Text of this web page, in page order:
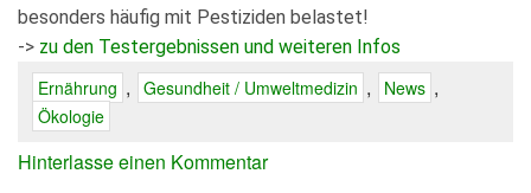
besonders häufig mit Pestiziden belastet!
-> zu den Testergebnissen und weiteren Infos
Ernährung , Gesundheit / Umweltmedizin , News ,
Ökologie
Hinterlasse einen Kommentar